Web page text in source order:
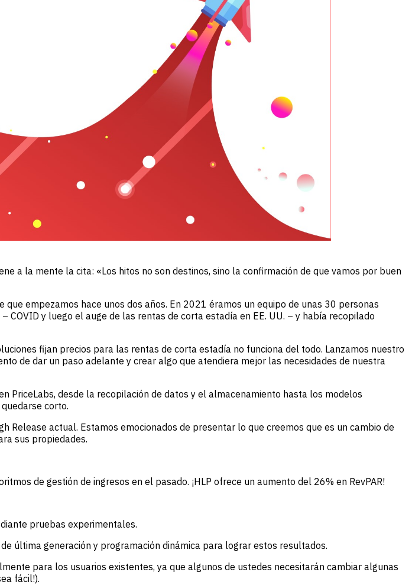
a la mente la cita: «Los hitos no son destinos, sino la confirmación de que vamos por buen
empezamos hace unos dos años. En 2021 éramos un equipo de unas 30 personas
y luego el auge de las rentas de corta estadía en EE. UU. – y había recopilado
fijan precios para las rentas de corta estadía no funciona del todo. Lanzamos nuestro
de dar un paso adelante y crear algo que atendiera mejor las necesidades de nuestra
PriceLabs, desde la recopilación de datos y el almacenamiento hasta los modelos
corto.
actual. Estamos emocionados de presentar lo que creemos que es un cambio de
sus propiedades.
de gestión de ingresos en el pasado. ¡HLP ofrece un aumento del 26% en RevPAR!
pruebas experimentales.
última generación y programación dinámica para lograr estos resultados.
para los usuarios existentes, ya que algunos de ustedes necesitarán cambiar algunas
fácil!).